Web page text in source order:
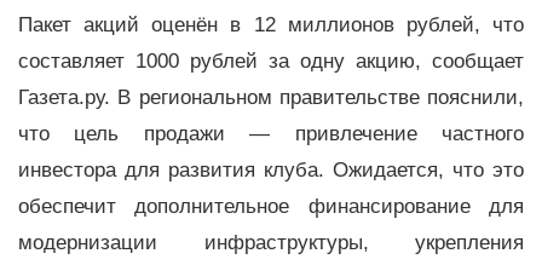
Пакет акций оценён в 12 миллионов рублей, что
составляет 1000 рублей за одну акцию, сообщает
Газета.ру. В региональном правительстве пояснили,
что цель продажи — привлечение частного
инвестора для развития клуба. Ожидается, что это
обеспечит дополнительное финансирование для
модернизации инфраструктуры, укрепления